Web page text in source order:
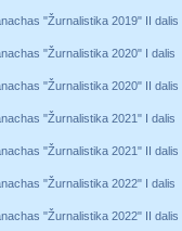
"Žurnalistika 2019" II dalis
"Žurnalistika 2020" I dalis
"Žurnalistika 2020" II dalis
"Žurnalistika 2021" I dalis
"Žurnalistika 2021" II dalis
"Žurnalistika 2022" I dalis
"Žurnalistika 2022" II dalis